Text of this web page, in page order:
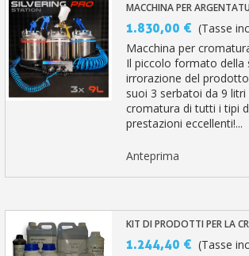
MACCHINA PER
1.830,00 € (Tasse
Macchina per
Il piccolo formato della
irrorazione del
suoi 3 serbatoi da 9
cromatura di tutti i tipi
prestazioni eccellenti!...
Anteprima
KIT DI PRODOTTI PER LA
1.244,40 € (Tasse